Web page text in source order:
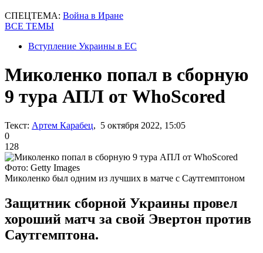
СПЕЦТЕМА: Война в Иране
ВСЕ ТЕМЫ
Вступление Украины в ЕС
Миколенко попал в сборную
9 тура АПЛ от WhoScored
Текст: Артем Карабец, 5 октября 2022, 15:05
0
128
Фото: Getty Images
Миколенко был одним из лучших в матче с Саутгемптоном
Защитник сборной Украины провел
хороший матч за свой Эвертон против
Саутгемптона.